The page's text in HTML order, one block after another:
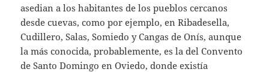
asedian a los habitantes de los pueblos cercanos
desde cuevas, como por ejemplo, en Ribadesella,
Cudillero, Salas, Somiedo y Cangas de Onís, aunque
la más conocida, probablemente, es la del Convento
de Santo Domingo en Oviedo, donde existía